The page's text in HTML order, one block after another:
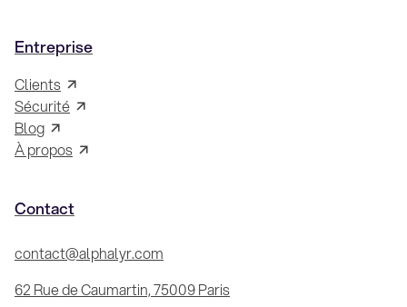
Entreprise
Clients
Sécurité
Blog
À propos
Contact
contact@alphalyr.com
62 Rue de Caumartin, 75009 Paris